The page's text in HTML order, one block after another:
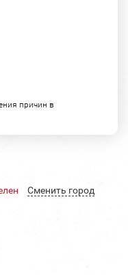
причин в
Cменить город